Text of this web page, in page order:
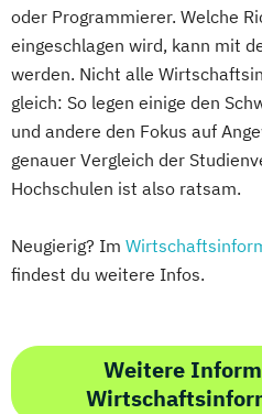
oder Programmierer. Welche
eingeschlagen wird, kann mit
werden. Nicht alle
gleich: So legen einige den
und andere den Fokus auf
genauer Vergleich der
Hochschulen ist also ratsam.
Neugierig? Im
findest du weitere Infos.
Weitere